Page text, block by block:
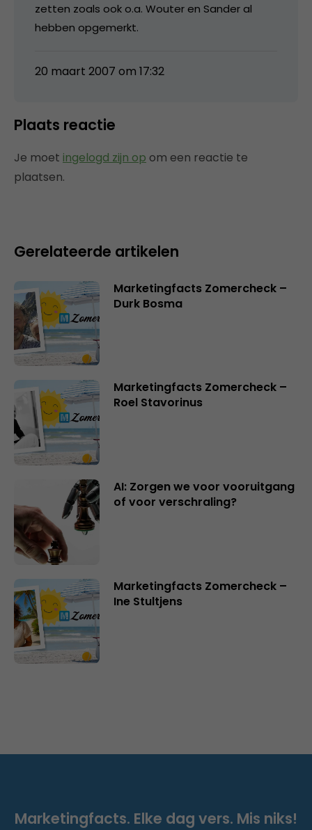
zetten zoals ook o.a. Wouter en Sander al
hebben opgemerkt.
20 maart 2007 om 17:32
Plaats reactie
Je moet ingelogd zijn op om een reactie te
plaatsen.
Gerelateerde artikelen
Marketingfacts Zomercheck –
Durk Bosma
Marketingfacts Zomercheck –
Roel Stavorinus
AI: Zorgen we voor vooruitgang
of voor verschraling?
Marketingfacts Zomercheck –
Ine Stultjens
Marketingfacts. Elke dag vers. Mis niks!